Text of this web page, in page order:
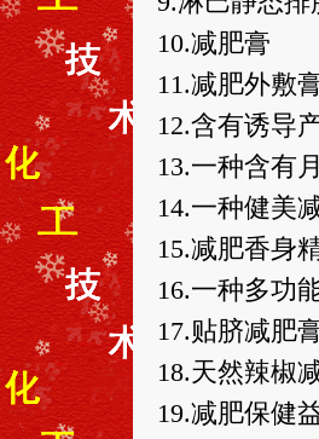
10.减肥膏
11.减肥外敷
12.含有诱导
13.一种含有
14.一种健美
15.减肥香身
16.一种多功
17.贴脐减肥
18.天然辣椒
19.减肥保健